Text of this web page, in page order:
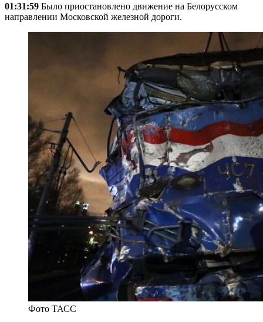
01:31:59 Было приостановлено движение на Белорусском
направлении Московской железной дороги.
Фото ТАСС